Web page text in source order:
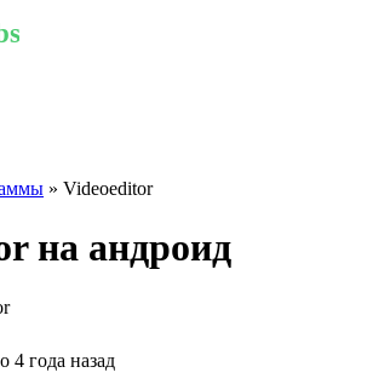
» Videoeditor
на андроид
4 года назад